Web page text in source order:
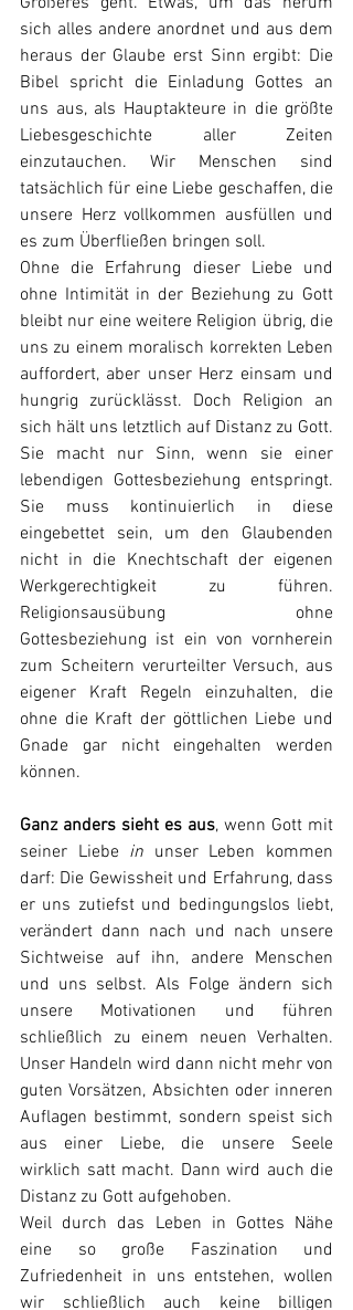
sich alles andere anordnet und aus dem
heraus der Glaube erst Sinn ergibt: Die
Bibel spricht die Einladung Gottes an
uns aus, als Hauptakteure in die größte
Liebesgeschichte aller Zeiten
einzutauchen. Wir Menschen sind
tatsächlich für eine Liebe geschaffen, die
unsere Herz vollkommen ausfüllen und
es zum Überfließen bringen soll.
Ohne die Erfahrung dieser Liebe und
ohne Intimität in der Beziehung zu Gott
bleibt nur eine weitere Religion übrig, die
uns zu einem moralisch korrekten Leben
auffordert, aber unser Herz einsam und
hungrig zurücklässt. Doch Religion an
sich hält uns letztlich auf Distanz zu Gott.
Sie macht nur Sinn, wenn sie einer
lebendigen Gottesbeziehung entspringt.
Sie muss kontinuierlich in diese
eingebettet sein, um den Glaubenden
nicht in die Knechtschaft der eigenen
Werkgerechtigkeit zu führen.
Religionsausübung ohne
Gottesbeziehung ist ein von vornherein
zum Scheitern verurteilter Versuch, aus
eigener Kraft Regeln einzuhalten, die
ohne die Kraft der göttlichen Liebe und
Gnade gar nicht eingehalten werden
können.
Ganz anders sieht es aus, wenn Gott mit
seiner Liebe in unser Leben kommen
darf: Die Gewissheit und Erfahrung, dass
er uns zutiefst und bedingungslos liebt,
verändert dann nach und nach unsere
Sichtweise auf ihn, andere Menschen
und uns selbst. Als Folge ändern sich
unsere Motivationen und führen
schließlich zu einem neuen Verhalten.
Unser Handeln wird dann nicht mehr von
guten Vorsätzen, Absichten oder inneren
Auflagen bestimmt, sondern speist sich
aus einer Liebe, die unsere Seele
wirklich satt macht. Dann wird auch die
Distanz zu Gott aufgehoben.
Weil durch das Leben in Gottes Nähe
eine so große Faszination und
Zufriedenheit in uns entstehen, wollen
wir schließlich auch keine billigen